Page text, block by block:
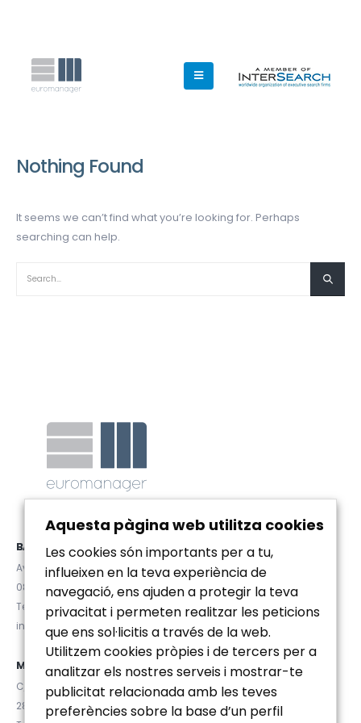
Nothing Found
It seems we can’t find what you’re looking for. Perhaps
searching can help.
BARCELONA
Avda. Diagonal 467, Pral. 2ª
08036 (Barcelona)
Tel. (+34) 93 467 84 67
info@euromanager.es
MADRID
C/ Velázquez 92, 4ºD
28006 (Madrid)
Aquesta pàgina web utilitza cookies
Les cookies són importants per a tu,
influeixen en la teva experiència de
navegació, ens ajuden a protegir la teva
privacitat i permeten realitzar les peticions
que ens sol·licitis a través de la web.
Utilitzem cookies pròpies i de tercers per a
analitzar els nostres serveis i mostrar-te
publicitat relacionada amb les teves
preferències sobre la base d’un perfil